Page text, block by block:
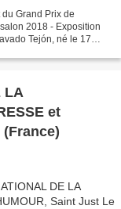
Grand Prix de
2018 - Exposition
Tejón, né le 17
LA
et